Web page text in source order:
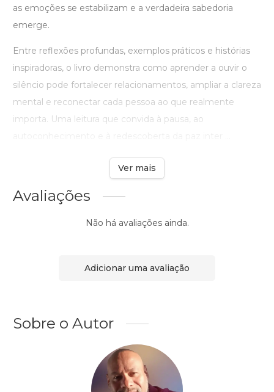
as emoções se estabilizam e a verdadeira sabedoria
emerge.
Entre reflexões profundas, exemplos práticos e histórias
inspiradoras, o livro demonstra como aprender a ouvir o
silêncio pode fortalecer relacionamentos, ampliar a clareza
mental e reconectar cada pessoa ao que realmente
importa. Uma leitura que convida à pausa, ao
Ver mais
Avaliações
Não há avaliações ainda.
Adicionar uma avaliação
Sobre o Autor